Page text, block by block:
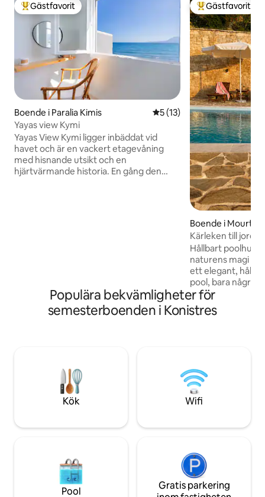
Populär gästfavorit
Gästfavorit
Boende i Paralia Kimis 5 av 5 i genomsnittligt
5 (13)
Yayas view Kymi
Yayas View Kymi ligger inbäddat vid
havet och är en vackert etagevåning
med hisnande utsikt och en
hjärtvärmande historia. En gång den
Populär
Gästfavorit
Boende i Mourteri
Kärleken till
Hållbart poolhus
naturens magi på
ett elegant,
pool, bara några
Mourtiri i Evia.
ute efter
kvalitativa
uppleva den
den grekiska
Populära bekvämligheter för
semesterboenden i Konistres
Kök Wifi
Pool
Gratis parkering